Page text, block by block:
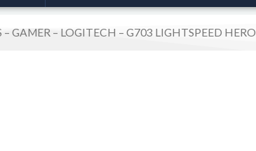
– GAMER – LOGITECH – G703 LIGHTSPEED HERO